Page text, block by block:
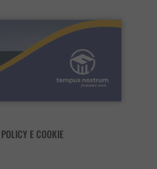
POLICY E COOKIE